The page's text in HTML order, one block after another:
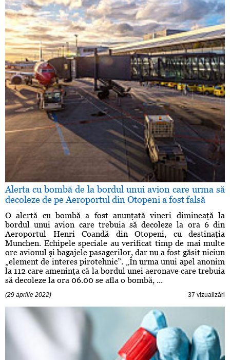
Alerta cu bombă de la bordul unui avion care urma să
decoleze de pe Aeroportul din Otopeni a fost falsă
O alertă cu bombă a fost anunţată vineri dimineaţă la
bordul unui avion care trebuia să decoleze la ora 6 din
Aeroportul Henri Coandă din Otopeni, cu destinaţia
Munchen. Echipele speciale au verificat timp de mai multe
ore avionul şi bagajele pasagerilor, dar nu a fost găsit niciun
„element de interes pirotehnic”. „În urma unui apel anonim
la 112 care ameninţa că la bordul unei aeronave care trebuia
să decoleze la ora 06.00 se afla o bombă, ...
(29 aprilie 2022) 37 vizualizări